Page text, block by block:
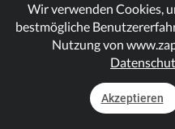
Nur das erste Bild
und als Featured
Wähle Produkttypen
exportieren möchtest.
Erstelle deinen CSV-
Wir verwenden Cookies,
bestmögliche
Nutzung von
Akzeptieren